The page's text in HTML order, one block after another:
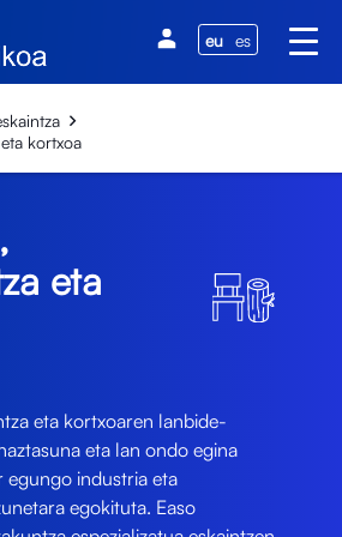
eu es
kortxoa
eta
eta kortxoaren lanbide-
eta lan ondo egina
egungo industria eta
egokituta. Easo